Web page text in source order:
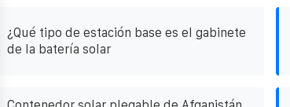
¿Qué tipo de estación base es el gabinete
de la batería solar